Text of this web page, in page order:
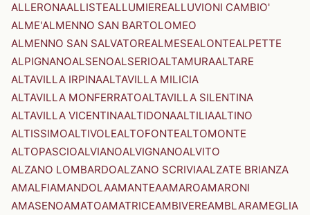
ALLERONAALLISTEALLUMIEREALLUVIONI CAMBIO'
ALME'ALMENNO SAN BARTOLOMEO
ALMENNO SAN SALVATOREALMESEALONTEALPETTE
ALPIGNANOALSENOALSERIOALTAMURAALTARE
ALTAVILLA IRPINAALTAVILLA MILICIA
ALTAVILLA MONFERRATOALTAVILLA SILENTINA
ALTAVILLA VICENTINAALTIDONAALTILIAALTINO
ALTISSIMOALTIVOLEALTOFONTEALTOMONTE
ALTOPASCIOALVIANOALVIGNANOALVITO
ALZANO LOMBARDOALZANO SCRIVIAALZATE BRIANZA
AMALFIAMANDOLAAMANTEAAMAROAMARONI
AMASENOAMATOAMATRICEAMBIVEREAMBLARAMEGLIA